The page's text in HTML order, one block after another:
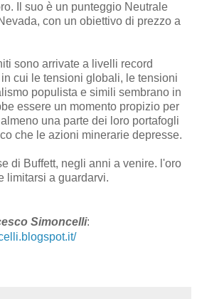
Il suo è un punteggio Neutrale
con un obiettivo di prezzo a
sono arrivate a livelli record
cui le tensioni globali, le tensioni
populista e simili sembrano in
essere un momento propizio per
una parte dei loro portafogli
che le azioni minerarie depresse.
di Buffett, negli anni a venire. l'oro
limitarsi a guardarvi.
Simoncelli: